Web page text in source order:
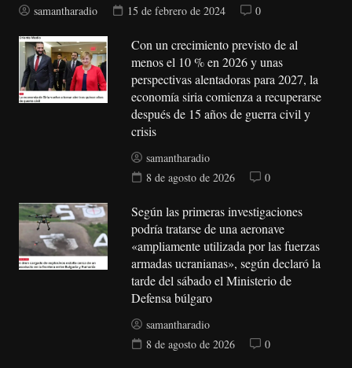
samantharadio 15 de febrero de 2024 0
Con un crecimiento previsto de al
menos el 10 % en 2026 y unas
perspectivas alentadoras para 2027, la
economía siria comienza a recuperarse
después de 15 años de guerra civil y
crisis
samantharadio
8 de agosto de 2026
0
Según las primeras investigaciones
podría tratarse de una aeronave
«ampliamente utilizada por las fuerzas
armadas ucranianas», según declaró la
tarde del sábado el Ministerio de
Defensa búlgaro
samantharadio
8 de agosto de 2026
0